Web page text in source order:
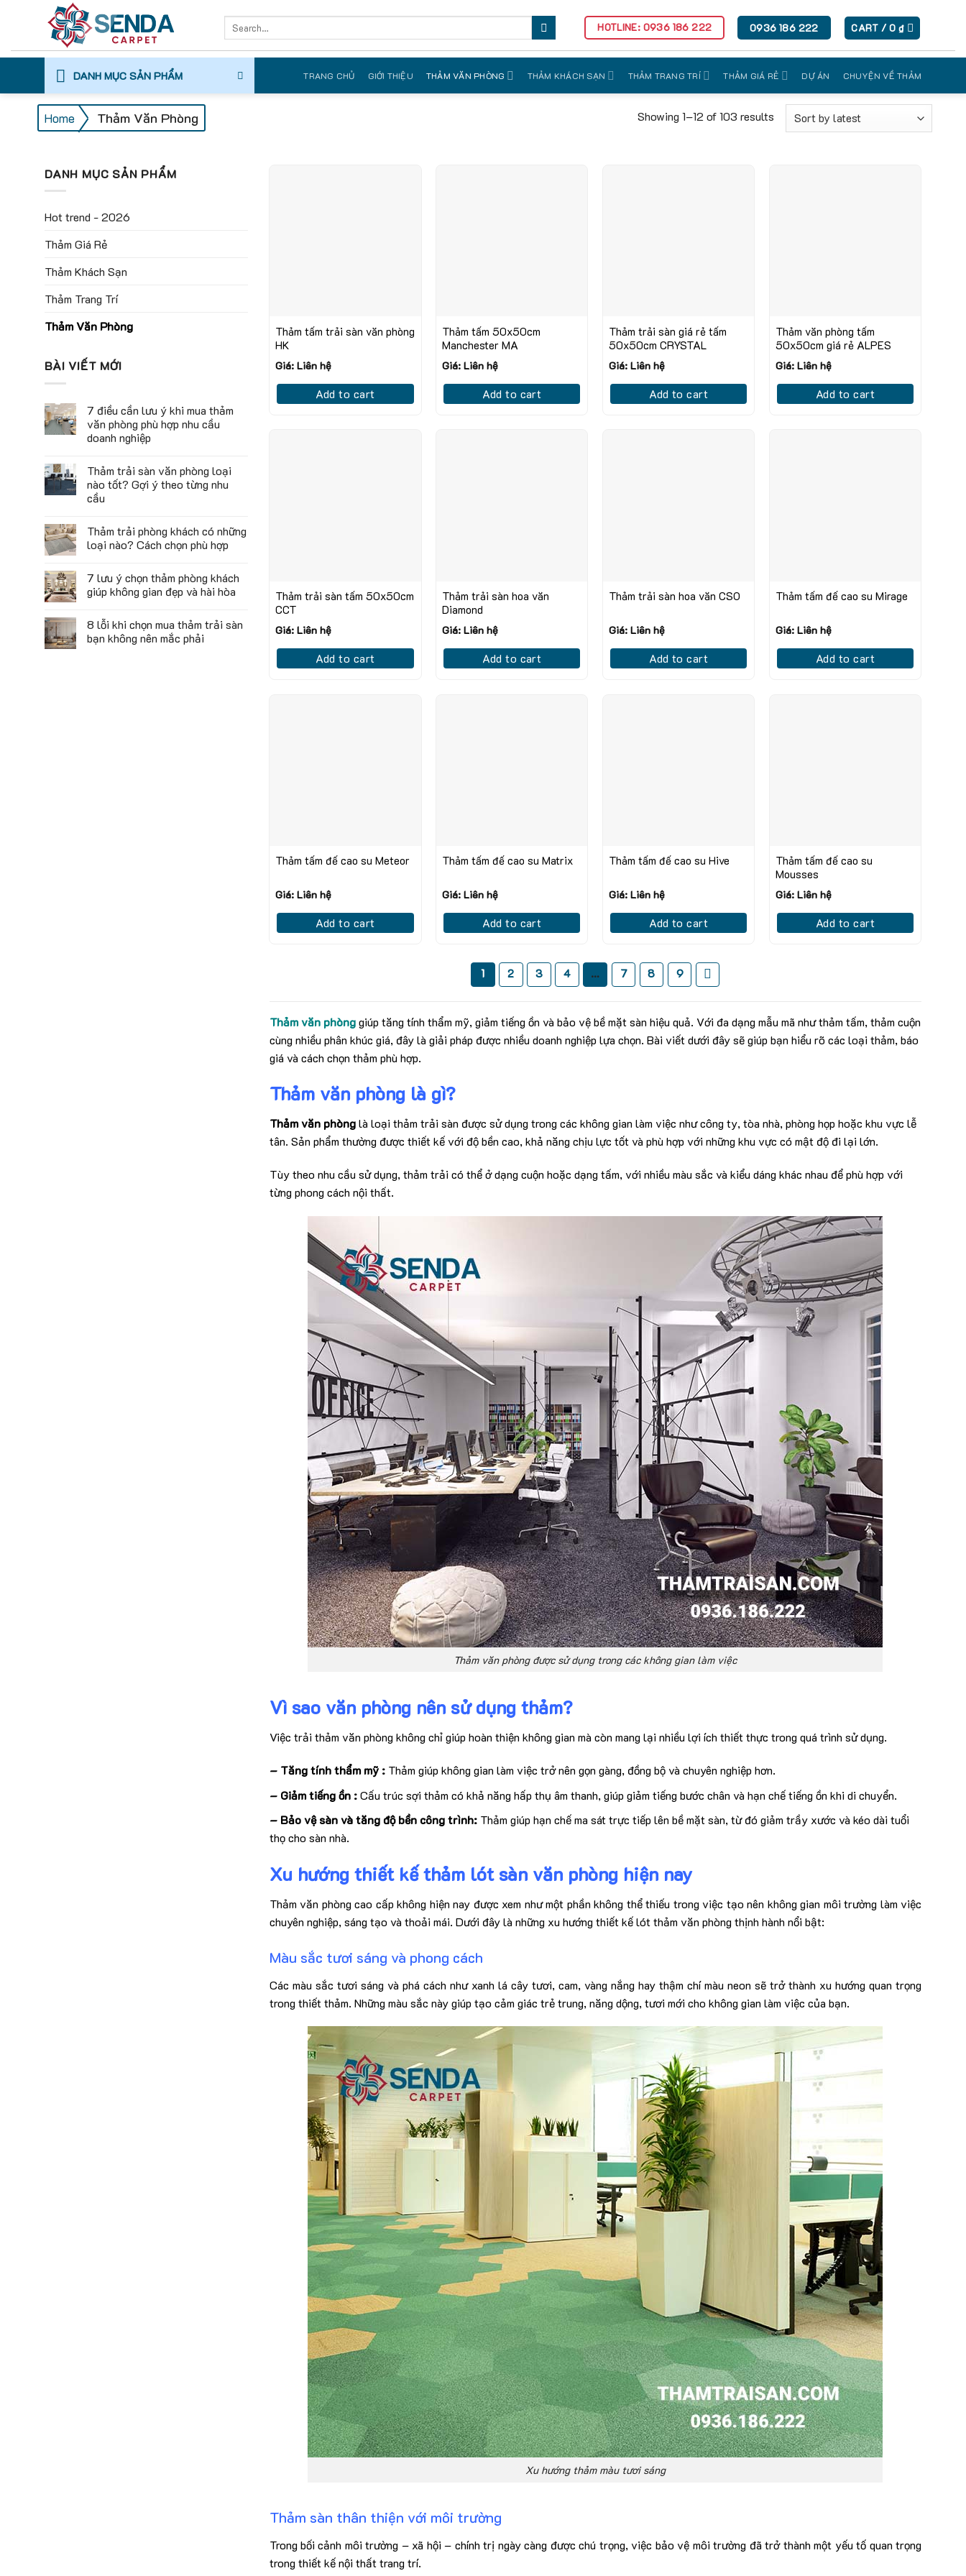
for:
HOTLINE: 0936 186 222 0936 186 222 CART /0 ₫
DANH MỤC SẢN PHẨM TRANG CHỦ GIỚI THIỆU THẢM VĂN PHÒNG THẢM KHÁCH SẠN THẢM TRANG TRÍ THẢM GIÁ RẺ DỰ ÁN CHUYỆN VỀ THẢM
Home / Thảm Văn Phòng Showing 1–12 of 103 results
DANH MỤC SẢN PHẨM
Hot trend - 2026
Thảm Giá Rẻ
Thảm Khách Sạn
Thảm Trang Trí
Thảm Văn Phòng
BÀI VIẾT MỚI
7 điều cần lưu ý khi mua thảm
văn phòng phù hợp nhu cầu
doanh nghiệp
Thảm trải sàn văn phòng loại
nào tốt? Gợi ý theo từng nhu
cầu
Thảm trải phòng khách có những
loại nào? Cách chọn phù hợp
7 lưu ý chọn thảm phòng khách
giúp không gian đẹp và hài hòa
8 lỗi khi chọn mua thảm trải sàn
bạn không nên mắc phải
Thảm tấm trải sàn văn phòng
HK
Giá: Liên hệ
Add to cart
Thảm tấm 50x50cm
Manchester MA
Giá: Liên hệ
Add to cart
Thảm trải sàn giá rẻ tấm
50x50cm CRYSTAL
Giá: Liên hệ
Add to cart
Thảm văn phòng tấm
50x50cm giá rẻ ALPES
Giá: Liên hệ
Add to cart
Thảm trải sàn tấm 50x50cm
CCT
Giá: Liên hệ
Add to cart
Thảm trải sàn hoa văn
Diamond
Giá: Liên hệ
Add to cart
Thảm trải sàn hoa văn CSO
Giá: Liên hệ
Add to cart
Thảm tấm đế cao su Mirage
Giá: Liên hệ
Add to cart
Thảm tấm đế cao su Meteor
Giá: Liên hệ
Add to cart
Thảm tấm đế cao su Matrix
Giá: Liên hệ
Add to cart
Thảm tấm đế cao su Hive
Giá: Liên hệ
Add to cart
Thảm tấm đế cao su
Mousses
Giá: Liên hệ
Add to cart
1 2 3 4 … 7 8 9
Thảm văn phònggiúp tăng tính thẩm mỹ, giảm tiếng ồn và bảo vệ bề mặt sàn hiệu quả. Với đa dạng mẫu mã như thảm tấm, thảm cuộn
cùng nhiều phân khúc giá, đây là giải pháp được nhiều doanh nghiệp lựa chọn. Bài viết dưới đây sẽ giúp bạn hiểu rõ các loại thảm, báo
giá và cách chọn thảm phù hợp.
Thảm văn phòng là gì?
Thảm văn phònglà loại thảm trải sàn được sử dụng trong các không gian làm việc như công ty, tòa nhà, phòng họp hoặc khu vực lễ
tân. Sản phẩm thường được thiết kế với độ bền cao, khả năng chịu lực tốt và phù hợp với những khu vực có mật độ đi lại lớn.
Tùy theo nhu cầu sử dụng, thảm trải có thể ở dạng cuộn hoặc dạng tấm, với nhiều màu sắc và kiểu dáng khác nhau để phù hợp với
từng phong cách nội thất.
Thảm văn phòng được sử dụng trong các không gian làm việc
Vì sao văn phòng nên sử dụng thảm?
Việc trải thảm văn phòng không chỉ giúp hoàn thiện không gian mà còn mang lại nhiều lợi ích thiết thực trong quá trình sử dụng.
– Tăng tính thẩm mỹ : Thảm giúp không gian làm việc trở nên gọn gàng, đồng bộ và chuyên nghiệp hơn.
– Giảm tiếng ồn :Cấu trúc sợi thảm có khả năng hấp thụ âm thanh, giúp giảm tiếng bước chân và hạn chế tiếng ồn khi di chuyển.
– Bảo vệ sàn và tăng độ bền công trình: Thảm giúp hạn chế ma sát trực tiếp lên bề mặt sàn, từ đó giảm trầy xước và kéo dài tuổi
thọ cho sàn nhà.
Xu hướng thiết kế thảm lót sàn văn phòng hiện nay
Thảm văn phòng cao cấp không hiện nay được xem như một phần không thể thiếu trong việc tạo nên không gian môi trường làm việc
chuyên nghiệp, sáng tạo và thoải mái. Dưới đây là những xu hướng thiết kế lót thảm văn phòng thịnh hành nổi bật:
Màu sắc tươi sáng và phong cách
Các màu sắc tươi sáng và phá cách như xanh lá cây tươi, cam, vàng nắng hay thậm chí màu neon sẽ trở thành xu hướng quan trọng
trong thiết thảm. Những màu sắc này giúp tạo cảm giác trẻ trung, năng dộng, tươi mới cho không gian làm việc của bạn.
Xu hướng thảm màu tươi sáng
Thảm sàn thân thiện với môi trường
Trong bối cảnh môi trường – xã hội – chính trị ngày càng được chú trọng, việc bảo vệ môi trường đã trở thành một yếu tố quan trọng
trong thiết kế nội thất trang trí.